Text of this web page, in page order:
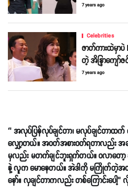
7 years ago
Celebrities
ဇာတ်ကားထဲမှ
တဲ့ အိန္ဒြာကျော်ဇ
7 years ago
‘’ အလုပ်ပြန်လုပ်ချင်တာ၊ မလုပ်ချင်
လျှော့တယ်။ အဝတ်အစားဝတ်ရတာလည်း အ
မှလည်း မတက်ချင်ဘူးရှက်တယ်။ ဝလာတော့
နဲ့ လူက မောနေတယ်။ အဲဒါကို မကြိုက်တဲ့အ
နော်။ လှချင်တာကလည်း တစ်ကြောင်းပေါ့